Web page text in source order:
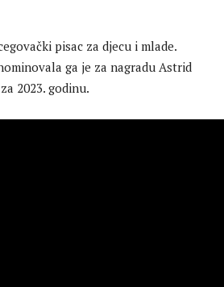
pisac za djecu i mlade.
ga je za nagradu Astrid
2023. godinu.